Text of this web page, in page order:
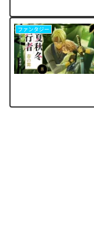
ファンタジー